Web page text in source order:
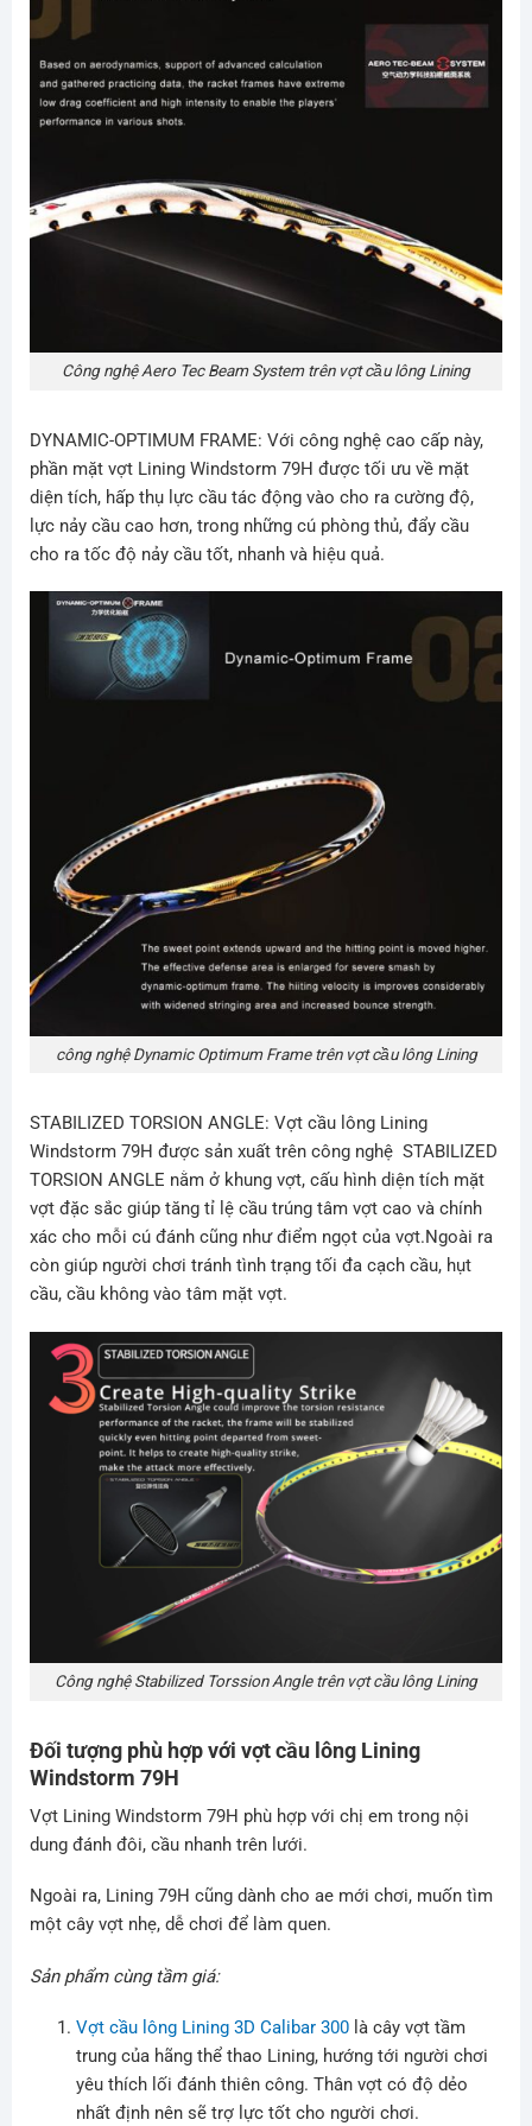
Công nghệ Aero Tec Beam System trên vợt cầu lông Lining
DYNAMIC-OPTIMUM FRAME: Với công nghệ cao cấp này,
phần mặt vợt Lining Windstorm 79H được tối ưu về mặt
diện tích, hấp thụ lực cầu tác động vào cho ra cường độ,
lực nảy cầu cao hơn, trong những cú phòng thủ, đẩy cầu
cho ra tốc độ nảy cầu tốt, nhanh và hiệu quả.
công nghệ Dynamic Optimum Frame trên vợt cầu lông Lining
STABILIZED TORSION ANGLE: Vợt cầu lông Lining
Windstorm 79H được sản xuất trên công nghệ STABILIZED
TORSION ANGLE nằm ở khung vợt, cấu hình diện tích mặt
vợt đặc sắc giúp tăng tỉ lệ cầu trúng tâm vợt cao và chính
xác cho mỗi cú đánh cũng như điểm ngọt của vợt.Ngoài ra
còn giúp người chơi tránh tình trạng tối đa cạch cầu, hụt
cầu, cầu không vào tâm mặt vợt.
Công nghệ Stabilized Torssion Angle trên vợt cầu lông Lining
Đối tượng phù hợp với vợt cầu lông Lining
Windstorm 79H
Vợt Lining Windstorm 79H phù hợp với chị em trong nội
dung đánh đôi, cầu nhanh trên lưới.
Ngoài ra, Lining 79H cũng dành cho ae mới chơi, muốn tìm
một cây vợt nhẹ, dễ chơi để làm quen.
Sản phẩm cùng tầm giá:
Vợt cầu lông Lining 3D Calibar 300 là cây vợt tầm
trung của hãng thể thao Lining, hướng tới người chơi
yêu thích lối đánh thiên công. Thân vợt có độ dẻo
nhất định nên sẽ trợ lực tốt cho người chơi.